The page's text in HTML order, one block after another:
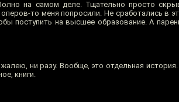
на самом деле. Тщательно просто
оперов-то меня попросили. Не сработались в
поступить на высшее образование. А
ни разу. Вообще, это отдельная
книги.